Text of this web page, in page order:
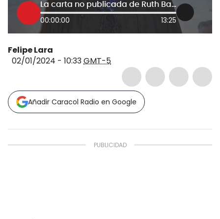
La carta no publicada de Ruth Baza sobre el presunto abuso de Gérard Depardieu
00:00:00 13:25
Felipe Lara
02/01/2024 - 10:33GMT-5
Añadir Caracol Radio en Google